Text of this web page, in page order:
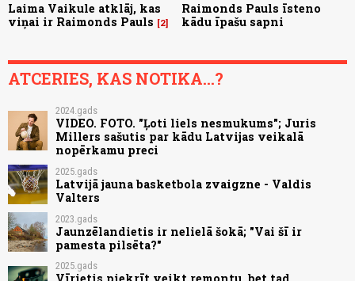
Laima Vaikule atklāj, kas
viņai ir Raimonds Pauls
2
Raimonds Pauls īsteno
kādu īpašu sapni
ATCERIES, KAS NOTIKA...?
2024.gads
VIDEO. FOTO. "Ļoti liels nesmukums"; Juris
Millers sašutis par kādu Latvijas veikalā
nopērkamu preci
2025.gads
Latvijā jauna basketbola zvaigzne - Valdis
Valters
2023.gads
Jaunzēlandietis ir nelielā šokā; "Vai šī ir
pamesta pilsēta?"
2025.gads